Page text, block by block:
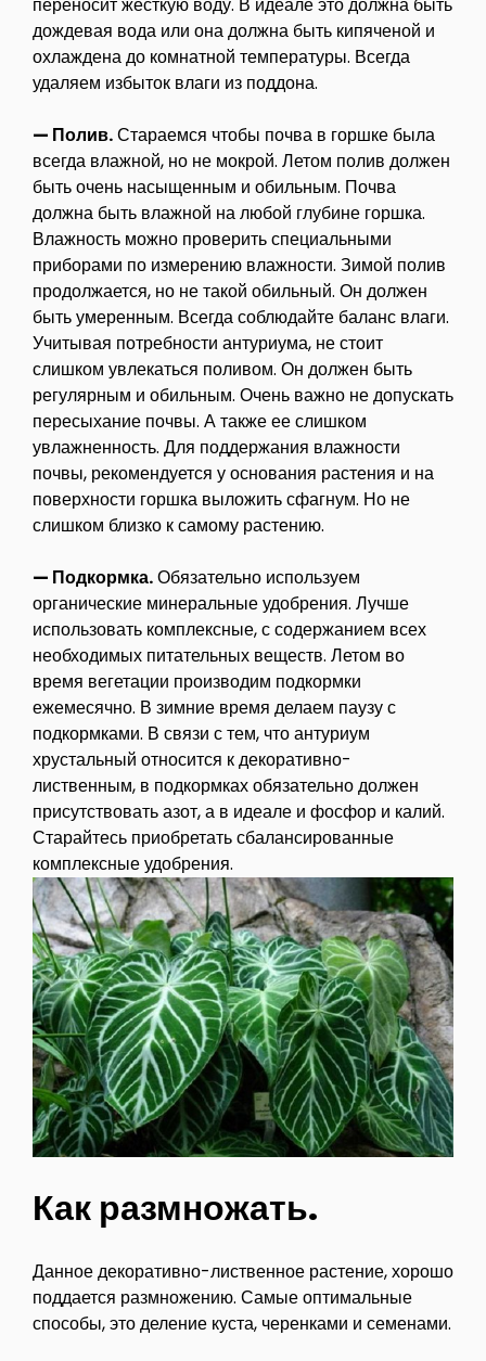
дождевая вода или она должна быть кипяченой и
охлаждена до комнатной температуры. Всегда
удаляем избыток влаги из поддона.
— Полив.Стараемся чтобы почва в горшке была
всегда влажной, но не мокрой. Летом полив должен
быть очень насыщенным и обильным. Почва
должна быть влажной на любой глубине горшка.
Влажность можно проверить специальными
приборами по измерению влажности. Зимой полив
продолжается, но не такой обильный. Он должен
быть умеренным. Всегда соблюдайте баланс влаги.
Учитывая потребности антуриума, не стоит
слишком увлекаться поливом. Он должен быть
регулярным и обильным. Очень важно не допускать
пересыхание почвы. А также ее слишком
увлажненность. Для поддержания влажности
почвы, рекомендуется у основания растения и на
поверхности горшка выложить сфагнум. Но не
слишком близко к самому растению.
— Подкормка.Обязательно используем
органические минеральные удобрения. Лучше
использовать комплексные, с содержанием всех
необходимых питательных веществ. Летом во
время вегетации производим подкормки
ежемесячно. В зимние время делаем паузу с
подкормками. В связи с тем, что антуриум
хрустальный относится к декоративно-
лиственным, в подкормках обязательно должен
присутствовать азот, а в идеале и фосфор и калий.
Старайтесь приобретать сбалансированные
комплексные удобрения.
Как размножать.
Данное декоративно-лиственное растение, хорошо
поддается размножению. Самые оптимальные
способы, это деление куста, черенками и семенами.